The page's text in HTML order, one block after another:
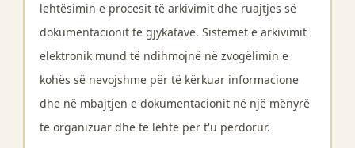
lehtësimin e procesit të arkivimit dhe ruajtjes së
dokumentacionit të gjykatave. Sistemet e arkivimit
elektronik mund të ndihmojnë në zvogëlimin e
kohës së nevojshme për të kërkuar informacione
dhe në mbajtjen e dokumentacionit në një mënyrë
të organizuar dhe të lehtë për t'u përdorur.